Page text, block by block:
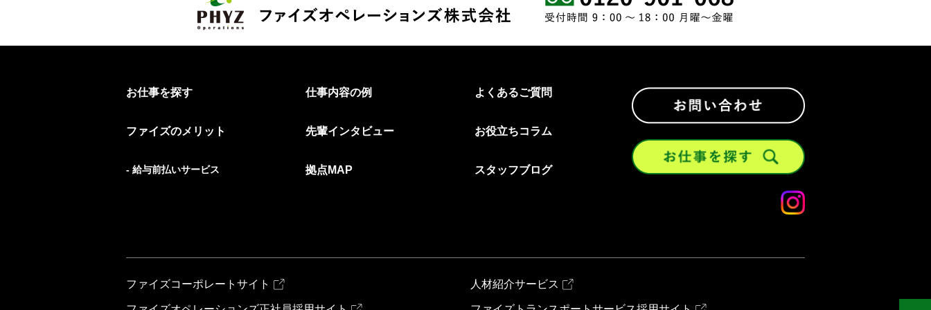
お仕事を探す
ファイズのメリット
- 給与前払いサービス
仕事内容の例
先輩インタビュー
拠点MAP
よくあるご質問
お役立ちコラム
スタッフブログ
ファイズコーポレートサイト 人材紹介サービス